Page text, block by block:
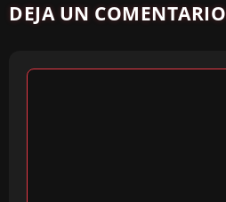
DEJA UN COMENTARIO